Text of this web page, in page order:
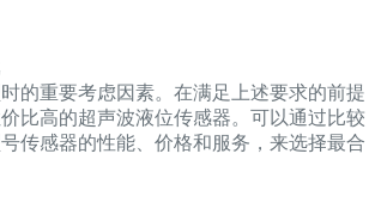
的重要考虑因素。在满足上述要求的前提
比高的超声波液位传感器。可以通过比较
传感器的性能、价格和服务，来选择最合